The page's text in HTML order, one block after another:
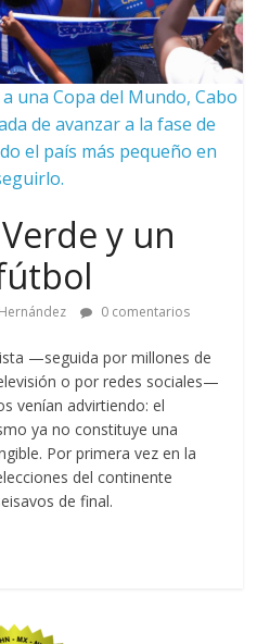
una Copa del Mundo, Cabo
de avanzar a la fase de
el país más pequeño en
y un
0 comentarios
—seguida por millones de
o por redes sociales—
venían advirtiendo: el
ya no constituye una
Por primera vez en la
del continente
de final.